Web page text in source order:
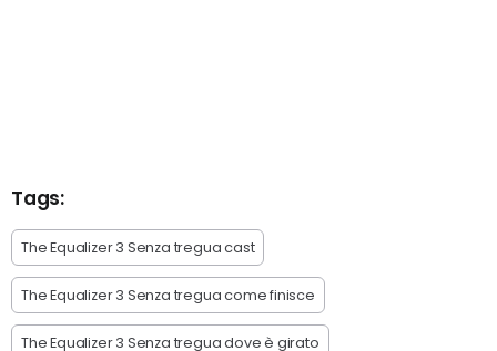
Tags:
The Equalizer 3 Senza tregua cast
The Equalizer 3 Senza tregua come finisce
The Equalizer 3 Senza tregua dove è girato